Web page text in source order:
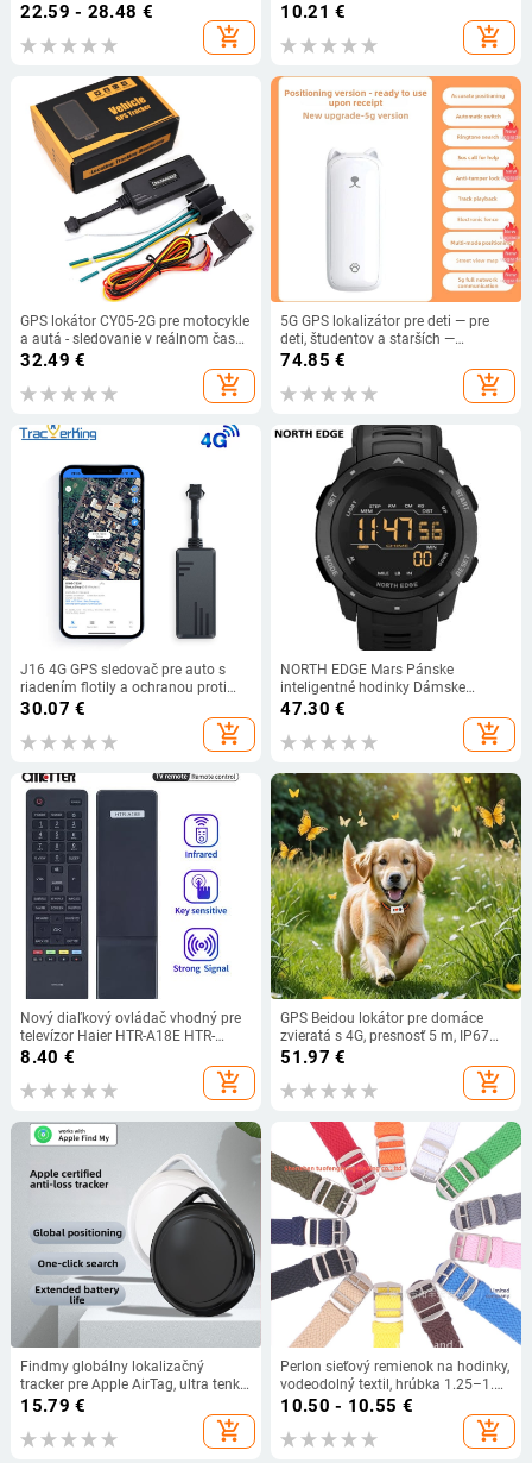
polohy 5 m, výdrž batérie 96 h,
režimy alarmov: vibračné, mobilné
oznámenie, ohrada, rýchlosť,
22.59 - 28.48 €
add_shopping_cart
vyhľadávač kľúčov, GPS lokátor,
alarm, kľúčenka pre staršie deti,
domáce zvieratá
10.21 €
add_shopping_cart
GPS lokátor CY05-2G pre motocykle
a autá - sledovanie v reálnom čase,
odpojenie paliva a napájania, IPX5
vodotesnosť, presnosť GPS 5 m,
externé napájanie 9–90V
32.49 €
add_shopping_cart
5G GPS lokalizátor pre deti — pre
deti, študentov a starších —
presnosť 2–10 m, 5 dní výdrže,
74.85 €
add_shopping_cart
J16 4G GPS sledovač pre auto s
riadením flotily a ochranou proti
krádeži
30.07 €
add_shopping_cart
NORTH EDGE Mars Pánske
inteligentné hodinky Dámske
športové hodinky Vojenské hodiny
Duálny časomer Digitálny budík
odpočítavanie Vodotesné 50M
47.30 €
add_shopping_cart
Nový diaľkový ovládač vhodný pre
televízor Haier HTR-A18E HTR-
A18H HTR-A18M HTR-A18L
8.40 €
add_shopping_cart
GPS Beidou lokátor pre domáce
zvieratá s 4G, presnosť 5 m, IP67
vodotesný, výdrž batérie 15–30 dní
napájania, SOS, ohraničenie,
51.97 €
add_shopping_cart
Findmy globálny lokalizačný
tracker pre Apple AirTag, ultra tenký,
s dlhou výdržou, inteligentné
15.79 €
add_shopping_cart
Perlon sieťový remienok na hodinky,
vodeodolný textil, hrúbka 1.25–1.4
mm, dĺžky 260–265 mm alebo
10.50 - 10.55 €
add_shopping_cart